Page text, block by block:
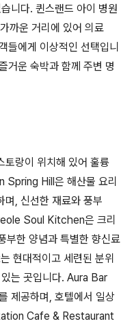
니다. 퀸스랜드 아이 병원
운 거리에 있어 의료
들에게 이상적인 선택입니
거운 숙박과 함께 주변 명
토랑이 위치해 있어 훌륭
Spring Hill은 해산물 요리
며, 신선한 재료와 풍부
Soul Kitchen은 크리
부한 양념과 특별한 향신료
현대적이고 세련된 분위
는 곳입니다. Aura Bar
제공하며, 호텔에서 일상
Cafe & Restaurant